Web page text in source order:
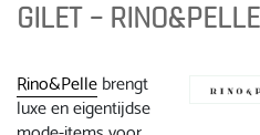
GILET –
Rino&Pellebrengt
luxe en eigentijdse